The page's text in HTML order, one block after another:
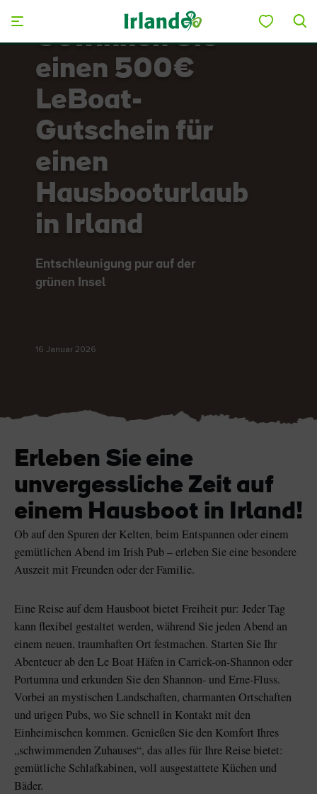
Blarney Castle
Studiotour
Gewinnen Sie
einen 500€
LeBoat-
Gutschein für
einen
Hausbooturlaub
in Irland
Entschleunigung pur auf der
grünen Insel
16 Januar 2026
Erleben Sie eine
unvergessliche Zeit auf
einem Hausboot in Irland!
Ob auf den Spuren der Kelten, beim Entspannen oder einem
gemütlichen Abend im Irish Pub – erleben Sie eine besondere
Auszeit mit Freunden oder der Familie.
Eine Reise auf dem Hausboot bietet Freiheit pur: Jeder Tag
kann flexibel gestaltet werden, während Sie jeden Abend an
einem neuen, traumhaften Ort festmachen. Starten Sie Ihr
Abenteuer ab den Le Boat Häfen in Carrick-on-Shannon oder
Portumna und erkunden Sie den Shannon- und Erne-Fluss.
Vorbei an mystischen Landschaften, charmanten Ortschaften
und urigen Pubs, wo Sie schnell in Kontakt mit den
Einheimischen kommen. Genießen Sie den Komfort Ihres
„schwimmenden Zuhauses“, das alles für Ihre Reise bietet:
gemütliche Schlafkabinen, voll ausgestattete Küchen und
Bäder.